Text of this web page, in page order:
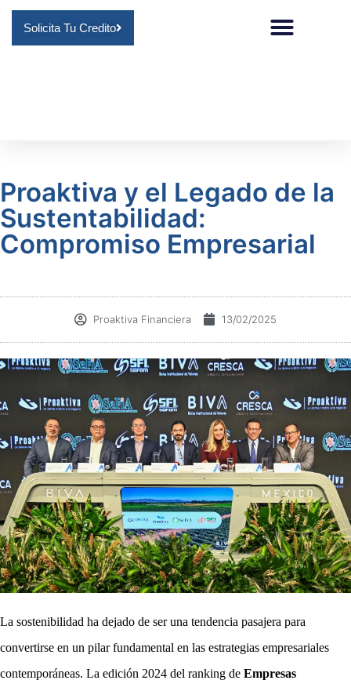
Solicita Tu Credito
Proaktiva y el Legado de la
Sustentabilidad:
Compromiso Empresarial
Proaktiva Financiera 13/02/2025
La sostenibilidad ha dejado de ser una tendencia pasajera para
convertirse en un pilar fundamental en las estrategias empresariales
contemporáneas. La edición 2024 del ranking de Empresas